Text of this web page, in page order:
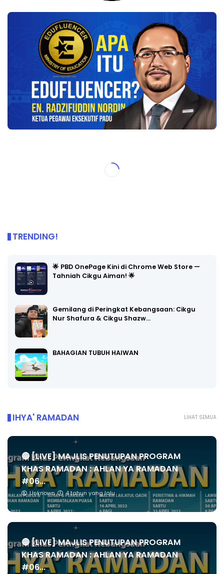
TRENDING!
🌟 PBD OnePage Kini di Chrome Web Store —
Tahniah Cikgu Aiman! 🌟
Gemilang di Peringkat Kebangsaan: Cikgu
Nur Shafura & Cikgu Shazw…
BAHAGIAN TUBUH HAIWAN
LIHAT SEMUA
IHYA' RAMADAN
🔴 [LIVE] MAJLIS PENUTUPAN PROGRAM
KHAS RAMADAN : AHLAN YA RAMADAN
#06...
Unknown 4 tahun yang lalu
🔴 [LIVE] MAJLIS PENUTUPAN PROGRAM
KHAS RAMADAN : AHLAN YA RAMADAN
#06...